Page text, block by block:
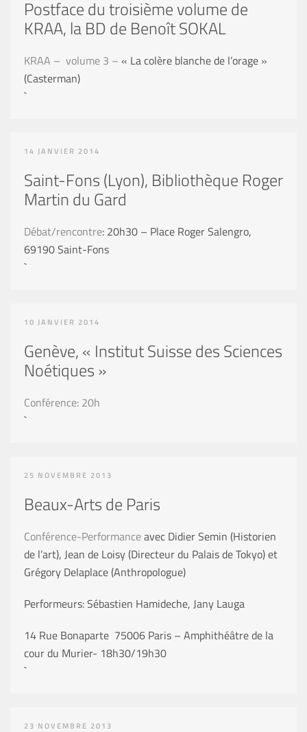
Postface du troisième volume de
KRAA, la BD de Benoît SOKAL
KRAA – volume 3 – « La colère blanche de l’orage »
(Casterman)
`
14 JANVIER 2014
Saint-Fons (Lyon), Bibliothèque Roger
Martin du Gard
Débat/rencontre: 20h30 – Place Roger Salengro,
69190 Saint-Fons
`
10 JANVIER 2014
Genève, « Institut Suisse des Sciences
Noétiques »
Conférence: 20h
`
25 NOVEMBRE 2013
Beaux-Arts de Paris
Conférence-Performanceavec Didier Semin (Historien
de l’art), Jean de Loisy (Directeur du Palais de Tokyo) et
Grégory Delaplace (Anthropologue)
Performeurs: Sébastien Hamideche, Jany Lauga
14 Rue Bonaparte 75006 Paris – Amphithéâtre de la
cour du Murier- 18h30/19h30
`
23 NOVEMBRE 2013